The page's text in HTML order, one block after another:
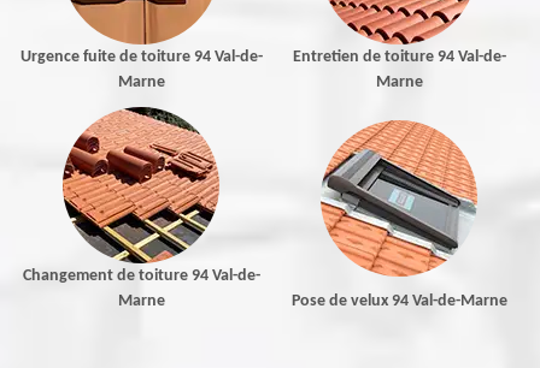
Urgence fuite de toiture 94 Val-de-
Marne
Entretien de toiture 94 Val-de-
Marne
Changement de toiture 94 Val-de-
Marne
Pose de velux 94 Val-de-Marne